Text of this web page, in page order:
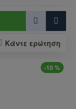
Κάντε ερώτηση
-10 %